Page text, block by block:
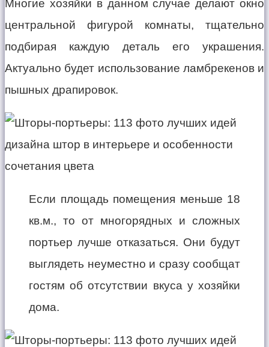
Многие хозяйки в данном случае делают окно
центральной фигурой комнаты, тщательно
подбирая каждую деталь его украшения.
Актуально будет использование ламбрекенов и
пышных драпировок.
Если площадь помещения меньше 18
кв.м., то от многорядных и сложных
портьер лучше отказаться. Они будут
выглядеть неуместно и сразу сообщат
гостям об отсутствии вкуса у хозяйки
дома.